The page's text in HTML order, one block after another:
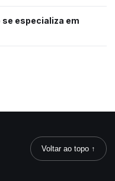
se especializa em
Voltar ao topo ↑